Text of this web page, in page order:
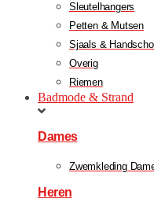
Sleutelhangers
Petten & Mutsen
Sjaals &
Overig
Riemen
Badmode & Strand
Dames
Zwemkleding
Heren